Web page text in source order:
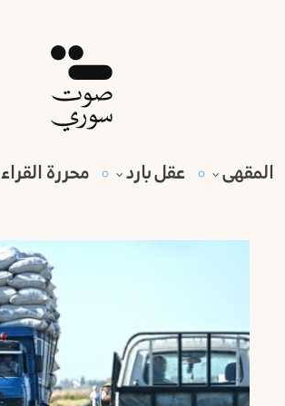
المقهى عقل بارد محررة القراء